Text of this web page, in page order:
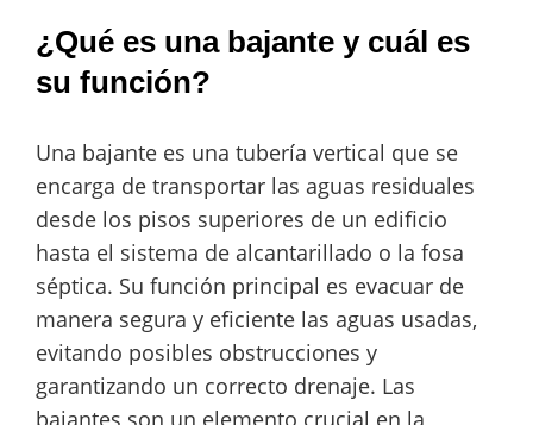
¿Qué es una bajante y cuál es
su función?
Una bajante es una tubería vertical que se
encarga de transportar las aguas residuales
desde los pisos superiores de un edificio
hasta el sistema de alcantarillado o la fosa
séptica. Su función principal es evacuar de
manera segura y eficiente las aguas usadas,
evitando posibles obstrucciones y
garantizando un correcto drenaje. Las